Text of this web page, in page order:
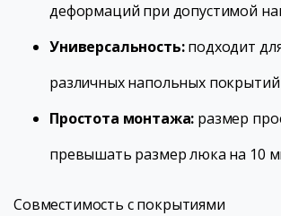
деформаций при допустимой
Универсальность:подходит
различных напольных покрытий
Простота монтажа: размер
превышать размер люка на 10
Совместимость с покрытиями